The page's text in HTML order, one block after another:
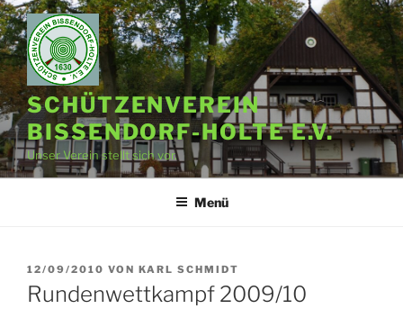
Zum
Inhalt
springen
SCHÜTZENVEREIN
BISSENDORF-HOLTE E.V.
Unser Verein stellt sich vor.
Menü
VERÖFFENTLICHT
AM
12/09/2010 VON KARL SCHMIDT
Rundenwettkampf 2009/10